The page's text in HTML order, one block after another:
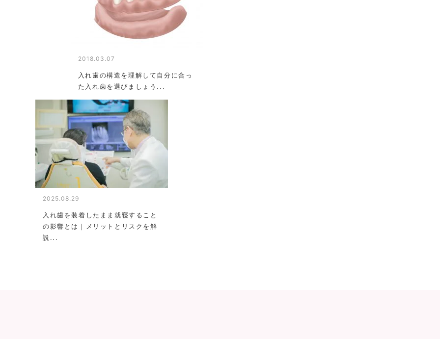
2018.03.07
入れ歯の構造を理解して自分に合っ
た入れ歯を選びましょう...
2025.08.29
入れ歯を装着したまま就寝すること
の影響とは｜メリットとリスクを解
説...